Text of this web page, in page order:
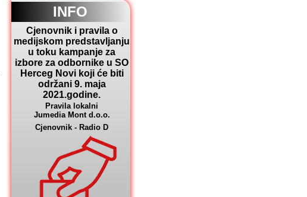
INFO
Cjenovnik i pravila o
medijskom predstavljanju
u toku kampanje za
izbore za odbornike u SO
Herceg Novi koji će biti
održani 9. maja
2021.godine.
Pravila lokalni
Jumedia Mont d.o.o.
Cjenovnik - Radio D